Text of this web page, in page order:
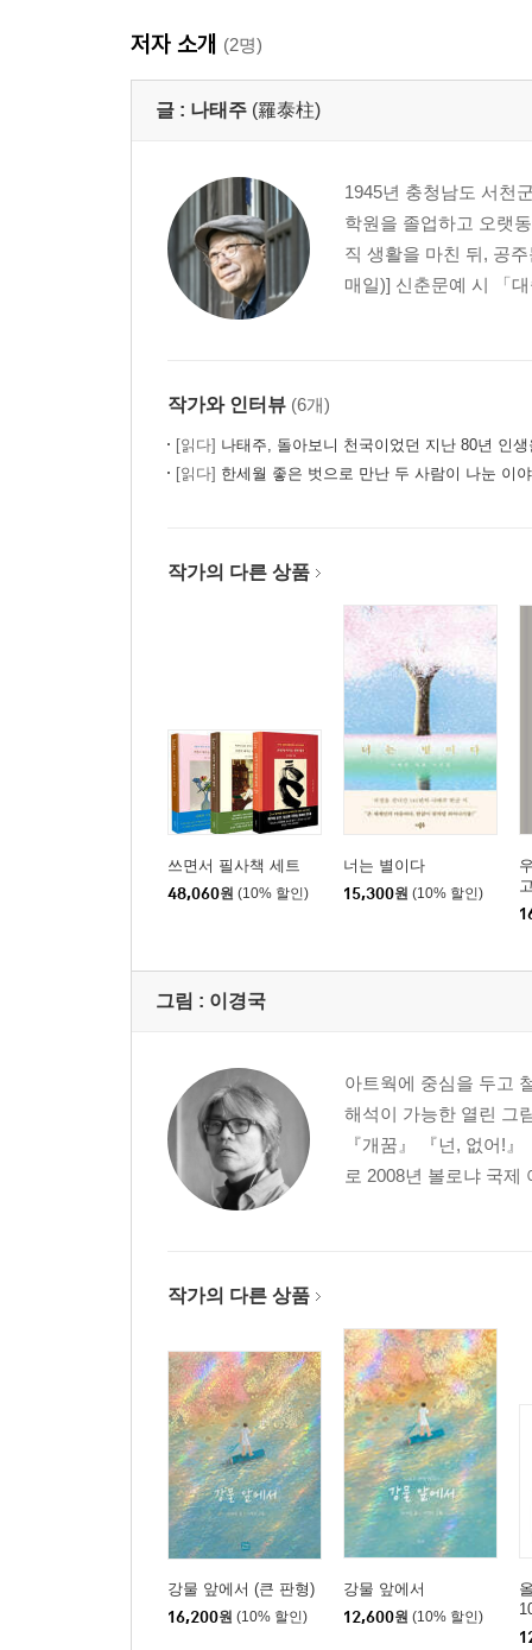
저자 소개 (2명)
글 : 나태주 (羅泰柱)
1945년 충청남도 서천
학원을 졸업하고 오랫
직 생활을 마친 뒤, 공
매일)] 신춘문예 시 「
작가와 인터뷰 (6개)
[읽다] 나태주, 돌아보니 천국이었던 지난 80년 인
[읽다] 한세월 좋은 벗으로 만난 두 사람이 나눈 이
작가의 다른 상품
쓰면서 필사책 세트
48,060원 (10% 할인)
너는 별이다
15,300원 (10% 할인)
그림 : 이경국
아트웍에 중심을 두고
해석이 가능한 열린 그
『개꿈』 『넌, 없어!
로 2008년 볼로냐 국제
작가의 다른 상품
강물 앞에서 (큰 판형)
16,200원 (10% 할인)
강물 앞에서
12,600원 (10% 할인)